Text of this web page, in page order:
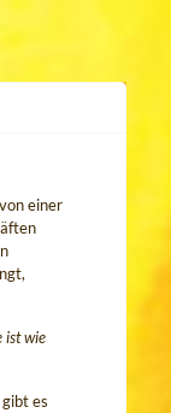
einer
ist wie
es